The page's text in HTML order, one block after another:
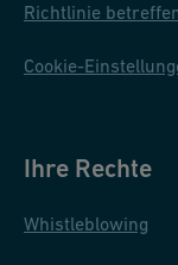
Richtlinie
Cookie-
Ihre Rechte
Whistleblowing